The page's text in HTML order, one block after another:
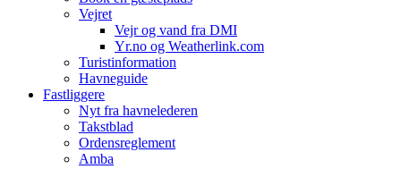
Vejret
Vejr og vand fra DMI
Yr.no og Weatherlink.com
Turistinformation
Havneguide
Fastliggere
Nyt fra havnelederen
Takstblad
Ordensreglement
Amba